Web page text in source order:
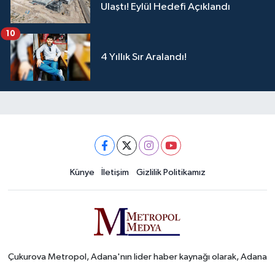
Ulaştı! Eylül Hedefi Açıklandı
4 Yıllık Sır Aralandı!
10
Künye İletişim Gizlilik Politikamız
Çukurova Metropol, Adana'nın lider haber kaynağı olarak, Adana